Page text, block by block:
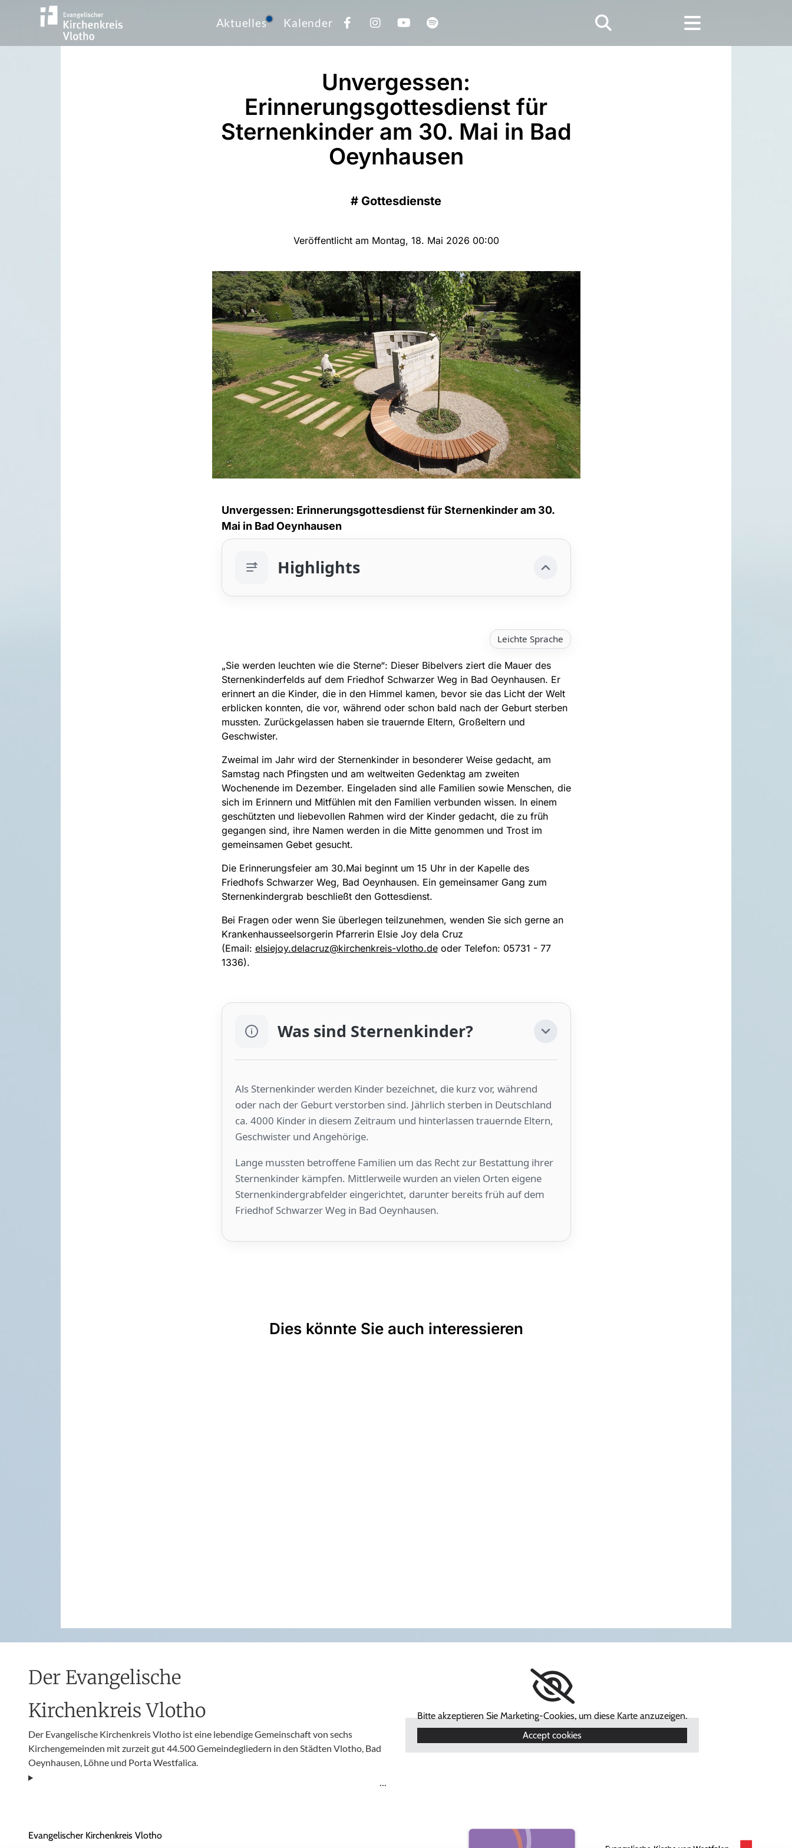
Aktuelles Kalender
Unvergessen:
Erinnerungsgottesdienst für
Sternenkinder am 30. Mai in Bad
Oeynhausen
# Gottesdienste
Veröffentlicht am Montag, 18. Mai 2026 00:00
Unvergessen: Erinnerungsgottesdienst für Sternenkinder am 30.
Mai in Bad Oeynhausen
Highlights
Leichte Sprache
„Sie werden leuchten wie die Sterne“: Dieser Bibelvers ziert die Mauer des
Sternenkinderfelds auf dem Friedhof Schwarzer Weg in Bad Oeynhausen. Er
erinnert an die Kinder, die in den Himmel kamen, bevor sie das Licht der Welt
erblicken konnten, die vor, während oder schon bald nach der Geburt sterben
mussten. Zurückgelassen haben sie trauernde Eltern, Großeltern und
Geschwister.
Zweimal im Jahr wird der Sternenkinder in besonderer Weise gedacht, am
Samstag nach Pfingsten und am weltweiten Gedenktag am zweiten
Wochenende im Dezember. Eingeladen sind alle Familien sowie Menschen, die
sich im Erinnern und Mitfühlen mit den Familien verbunden wissen. In einem
geschützten und liebevollen Rahmen wird der Kinder gedacht, die zu früh
gegangen sind, ihre Namen werden in die Mitte genommen und Trost im
gemeinsamen Gebet gesucht.
Die Erinnerungsfeier am 30.Mai beginnt um 15 Uhr in der Kapelle des
Friedhofs Schwarzer Weg, Bad Oeynhausen. Ein gemeinsamer Gang zum
Sternenkindergrab beschließt den Gottesdienst.
Bei Fragen oder wenn Sie überlegen teilzunehmen, wenden Sie sich gerne an
Krankenhausseelsorgerin Pfarrerin Elsie Joy dela Cruz
(Email: elsiejoy.delacruz@kirchenkreis-vlotho.deoder Telefon: 05731 - 77
1336).
Was sind Sternenkinder?
Als Sternenkinder werden Kinder bezeichnet, die kurz vor, während
oder nach der Geburt verstorben sind. Jährlich sterben in Deutschland
ca. 4000 Kinder in diesem Zeitraum und hinterlassen trauernde Eltern,
Geschwister und Angehörige.
Lange mussten betroffene Familien um das Recht zur Bestattung ihrer
Sternenkinder kämpfen. Mittlerweile wurden an vielen Orten eigene
Sternenkindergrabfelder eingerichtet, darunter bereits früh auf dem
Friedhof Schwarzer Weg in Bad Oeynhausen.
Dies könnte Sie auch interessieren
Der Evangelische
Kirchenkreis Vlotho
Der Evangelische Kirchenkreis Vlotho ist eine lebendige Gemeinschaft von sechs
Kirchengemeinden mit zurzeit gut 44.500 Gemeindegliedern in den Städten Vlotho, Bad
Oeynhausen, Löhne und Porta Westfalica.
Bitte akzeptieren Sie Marketing-Cookies, um diese Karte anzuzeigen.
Accept cookies
Evangelischer Kirchenkreis Vlotho